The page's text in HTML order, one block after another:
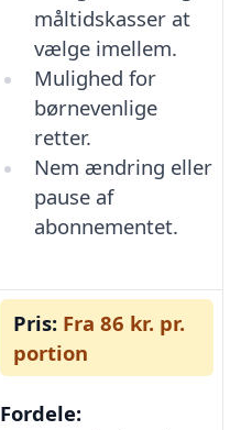
måltidskasser at
vælge imellem.
Mulighed for
børnevenlige
retter.
Nem ændring eller
pause af
abonnementet.
Pris: Fra 86 kr. pr.
portion
Fordele: